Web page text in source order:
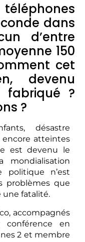
dans
d’entre
150
cet
devenu
fabriqué ?
?
désastre
encore atteintes
est devenu le
politique n’est
problèmes que
fatalité.
accompagnés
conférence en
2 et membre